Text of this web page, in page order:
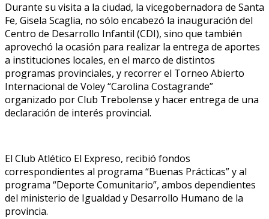
Durante su visita a la ciudad, la vicegobernadora de Santa
Fe, Gisela Scaglia, no sólo encabezó la inauguración del
Centro de Desarrollo Infantil (CDI), sino que también
aprovechó la ocasión para realizar la entrega de aportes
a instituciones locales, en el marco de distintos
programas provinciales, y recorrer el Torneo Abierto
Internacional de Voley “Carolina Costagrande”
organizado por Club Trebolense y hacer entrega de una
declaración de interés provincial.
El Club Atlético El Expreso, recibió fondos
correspondientes al programa “Buenas Prácticas” y al
programa “Deporte Comunitario”, ambos dependientes
del ministerio de Igualdad y Desarrollo Humano de la
provincia.